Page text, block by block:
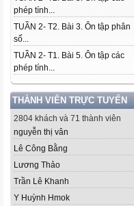
phép tính...
TUẦN 2- T2. Bài 3. Ôn tập phân
số...
TUẦN 2- T1. Bài 5. Ôn tập các
phép tính...
THÀNH VIÊN TRỰC TUYẾN
2804 khách và 71 thành viên
nguyễn thị vân
Lê Công Bằng
Lương Thảo
Trần Lê Khanh
Y Huỳnh Hmok